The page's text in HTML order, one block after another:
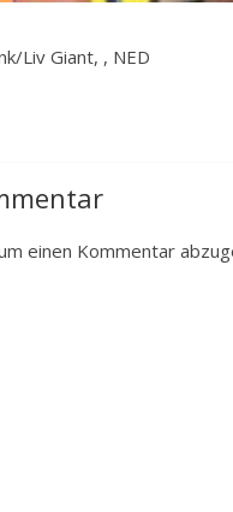
Liv Giant, , NED
einen Kommentar